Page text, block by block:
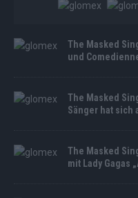
The Masked
und
The Masked
Sänger hat sich
The Masked
mit Lady Gagas